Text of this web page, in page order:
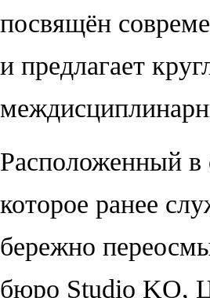
посвящён
и предлагает
Расположенный в
которое ранее
бережно
бюро Studio KO,